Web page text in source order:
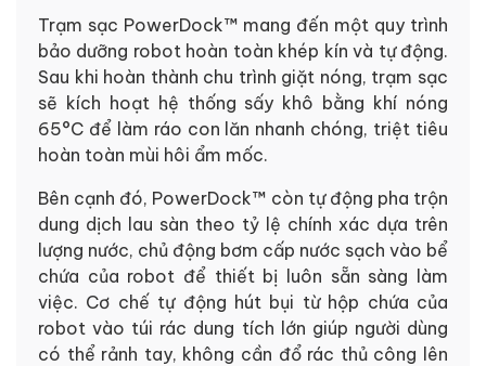
Trạm sạc PowerDock™ mang đến một quy trình
bảo dưỡng robot hoàn toàn khép kín và tự động.
Sau khi hoàn thành chu trình giặt nóng, trạm sạc
sẽ kích hoạt hệ thống sấy khô bằng khí nóng
65°C để làm ráo con lăn nhanh chóng, triệt tiêu
hoàn toàn mùi hôi ẩm mốc.
Bên cạnh đó, PowerDock™ còn tự động pha trộn
dung dịch lau sàn theo tỷ lệ chính xác dựa trên
lượng nước, chủ động bơm cấp nước sạch vào bể
chứa của robot để thiết bị luôn sẵn sàng làm
việc. Cơ chế tự động hút bụi từ hộp chứa của
robot vào túi rác dung tích lớn giúp người dùng
có thể rảnh tay, không cần đổ rác thủ công lên